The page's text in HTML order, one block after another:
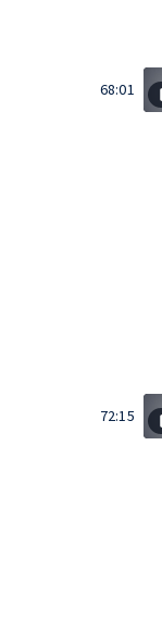
68:01
72:15